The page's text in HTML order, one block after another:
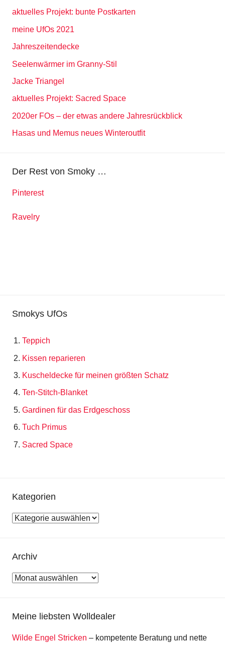
aktuelles Projekt: bunte Postkarten
meine UfOs 2021
Jahreszeitendecke
Seelenwärmer im Granny-Stil
Jacke Triangel
aktuelles Projekt: Sacred Space
2020er FOs – der etwas andere Jahresrückblick
Hasas und Memus neues Winteroutfit
Der Rest von Smoky …
Pinterest
Ravelry
Smokys UfOs
Teppich
Kissen reparieren
Kuscheldecke für meinen größten Schatz
Ten-Stitch-Blanket
Gardinen für das Erdgeschoss
Tuch Primus
Sacred Space
Kategorien
Kategorien
Archiv
Archiv
Meine liebsten Wolldealer
Wilde Engel Stricken – kompetente Beratung und nette